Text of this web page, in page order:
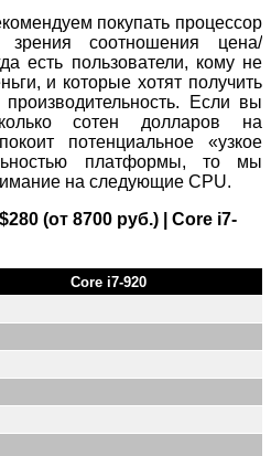
покупать процессор
соотношения цена/
есть пользователи, кому не
и которые хотят получить
Если вы
сотен долларов на
потенциальное «узкое
платформы, то мы
на следующие CPU.
(от 8700 руб.) | Core i7-
Core i7-920